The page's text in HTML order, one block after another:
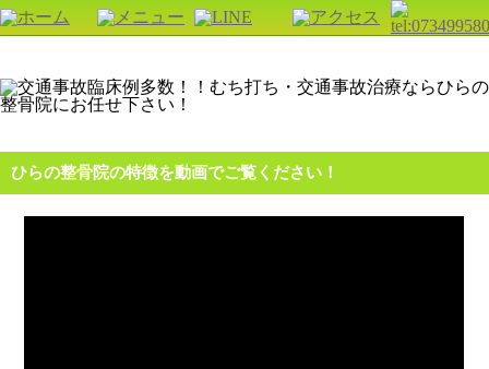
ひらの整骨院の特徴を動画でご覧ください！